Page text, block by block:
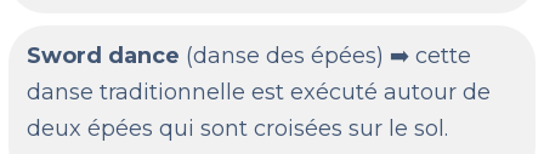
Sword dance (danse des épées) ➡️ cette
danse traditionnelle est exécuté autour de
deux épées qui sont croisées sur le sol.